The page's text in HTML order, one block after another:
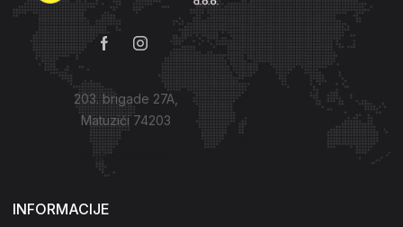
203. brigade 27A,
Matuzići 74203
Kako do nas?
INFORMACIJE